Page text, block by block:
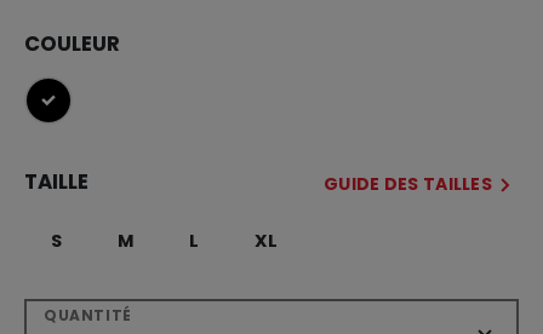
COULEUR
sélectionné
TAILLE GUIDE DES TAILLES
S M L XL
QUANTITÉ